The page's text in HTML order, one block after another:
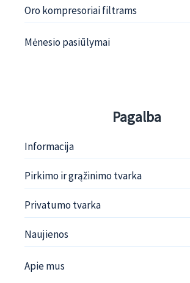
Oro kompresoriai filtrams
Mėnesio pasiūlymai
Pagalba
Informacija
Pirkimo ir grąžinimo tvarka
Privatumo tvarka
Naujienos
Apie mus